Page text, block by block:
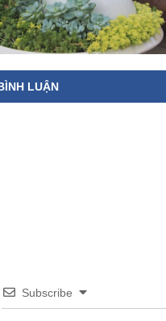
LUẬN
Subscribe